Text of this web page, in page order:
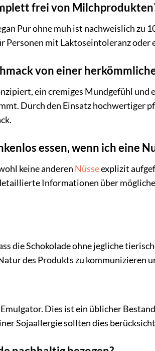
frei von
Pur ohne muh ist nachweislich
Personen mit Laktoseintoleranz oder
von einer
ein cremiges Mundgefühl und
Durch den Einsatz
essen, wenn ich eine
keine anderen Nüsseexplizit
Informationen über
die Schokolade ohne jegliche
des Produkts zu kommunizieren
Dies ist ein üblicher
Sojaallergie sollten dies